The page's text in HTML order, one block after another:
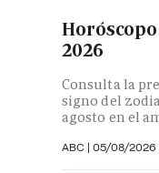
Horóscopo
2026
Consulta la
signo del
agosto en el
ABC | 05/08/2026